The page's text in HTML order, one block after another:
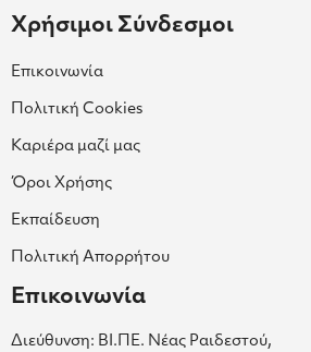
Χρήσιμοι Σύνδεσμοι
Επικοινωνία
Πολιτική Cookies
Καριέρα μαζί μας
Όροι Χρήσης
Εκπαίδευση
Πολιτική Απορρήτου
Επικοινωνία
Διεύθυνση: ΒΙ.ΠΕ. Νέας Ραιδεστού,